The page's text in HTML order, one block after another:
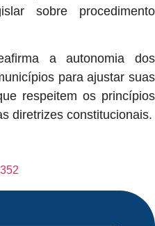
sobre procedimento
a autonomia dos
para ajustar suas
respeitem os princípios
diretrizes constitucionais.